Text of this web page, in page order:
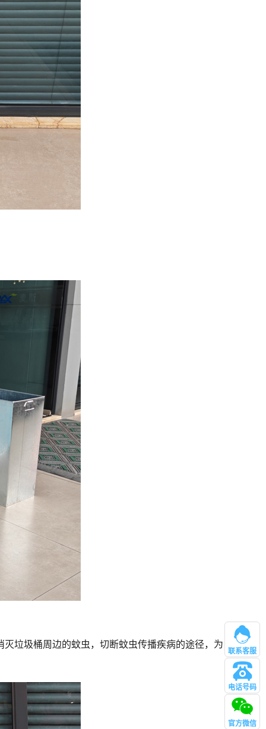
垃圾桶周边的蚊虫，切断蚊虫传播疾病的途径，为
联系客服
电话号码
管理
官方微信